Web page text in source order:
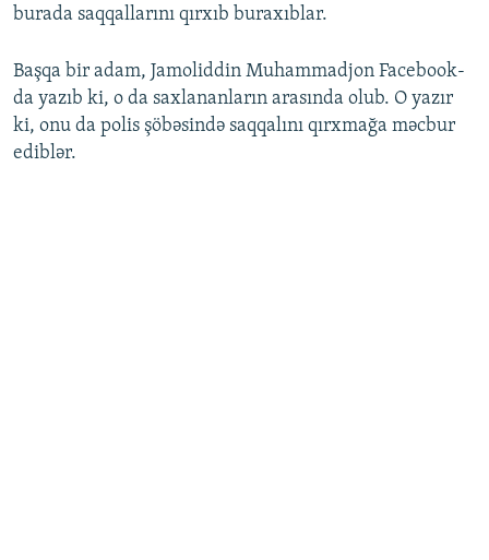
burada saqqallarını qırxıb buraxıblar.
Başqa bir adam, Jamoliddin Muhammadjon Facebook-
da yazıb ki, o da saxlananların arasında olub. O yazır
ki, onu da polis şöbəsində saqqalını qırxmağa məcbur
ediblər.